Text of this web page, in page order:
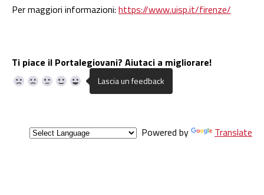
Per maggiori informazioni: https://www.uisp.it/firenze/
Ti piace il Portalegiovani? Aiutaci a migliorare!
Powered by Translate